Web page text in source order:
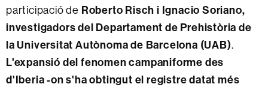
participació de Roberto Risch i Ignacio Soriano,
investigadors del Departament de Prehistòria de
la Universitat Autònoma de Barcelona (UAB).
L'expansió del fenomen campaniforme des
d'Iberia -on s'ha obtingut el registre datat més